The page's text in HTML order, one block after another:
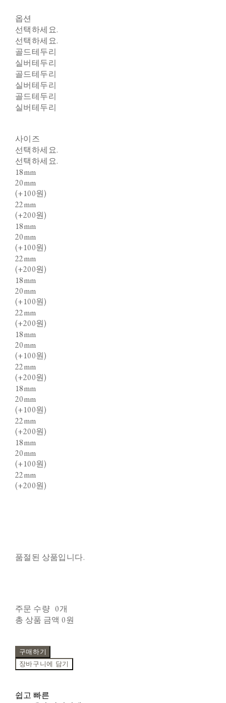
옵션
선택하세요.
선택하세요.
골드테두리
실버테두리
골드테두리
실버테두리
골드테두리
실버테두리
사이즈
선택하세요.
선택하세요.
18mm
20mm
(+100원)
22mm
(+200원)
18mm
20mm
(+100원)
22mm
(+200원)
18mm
20mm
(+100원)
22mm
(+200원)
18mm
20mm
(+100원)
22mm
(+200원)
18mm
20mm
(+100원)
22mm
(+200원)
18mm
20mm
(+100원)
22mm
(+200원)
품절된 상품입니다.
주문 수량 0개
총 상품 금액 0원
구매하기
장바구니에 담기
쉽고 빠른